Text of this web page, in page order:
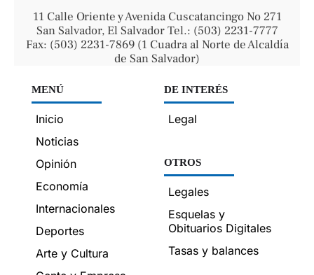
11 Calle Oriente y Avenida Cuscatancingo No 271
San Salvador, El Salvador Tel.: (503) 2231-7777
Fax: (503) 2231-7869 (1 Cuadra al Norte de Alcaldía
de San Salvador)
MENÚ
Inicio
Noticias
Opinión
Economía
Internacionales
Deportes
Arte y Cultura
DE INTERÉS
Legal
OTROS
Legales
Esquelas y
Obituarios Digitales
Tasas y balances